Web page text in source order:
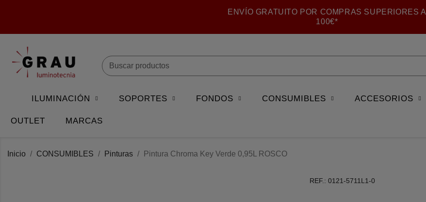
ENVÍO GRATUITO POR COMPRAS SUPERIORES A
100€*
ILUMINACIÓN SOPORTES FONDOS CONSUMIBLES ACCESORIOS
OUTLET MARCAS
Inicio CONSUMIBLES Pinturas Pintura Chroma Key Verde 0,95L ROSCO
REF. 0121-5711L1-0